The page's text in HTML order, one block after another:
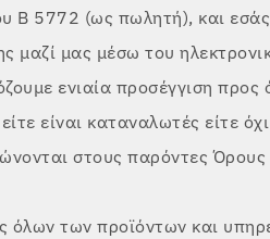
B 5772 (ως πωλητή), και
μαζί μας μέσω του
ενιαία προσέγγιση
είναι καταναλωτές είτε
στους παρόντες
όλων των προϊόντων και